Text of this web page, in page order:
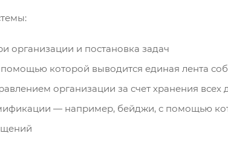
организации и постановка задач
которой выводится единая лента
организации за счет хранения
— например, бейджи, с помощью